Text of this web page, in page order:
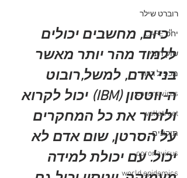
רוברט שילר
יחס CAPE
שוק דובי
מכפיל רווח
coronavirus
wallstreet
תיקונים
coronavirus
world epidemics
" כיום, מחשבים יכולים
ללמוד מהר יותר מאשר
בני אדם, למשל,רובוט
ה-ווטסון (IBM) יכול לקרוא
ולזכור את כל המחקרים
על הסרטן, שום אדם לא
יכול. עם יכולת למידה